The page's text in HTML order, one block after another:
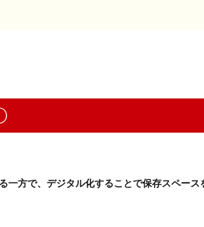
一方で、デジタル化することで保存スペース